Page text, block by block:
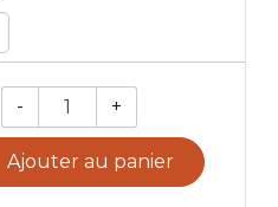
- +
Ajouter au panier